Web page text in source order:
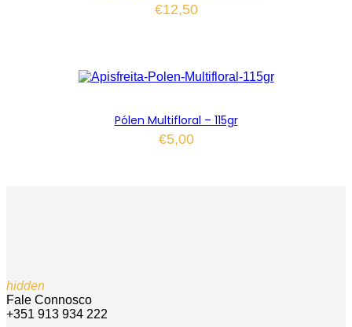
€12,50
Pólen Multifloral – 115gr
€5,00
hidden
Fale Connosco
+351 913 934 222